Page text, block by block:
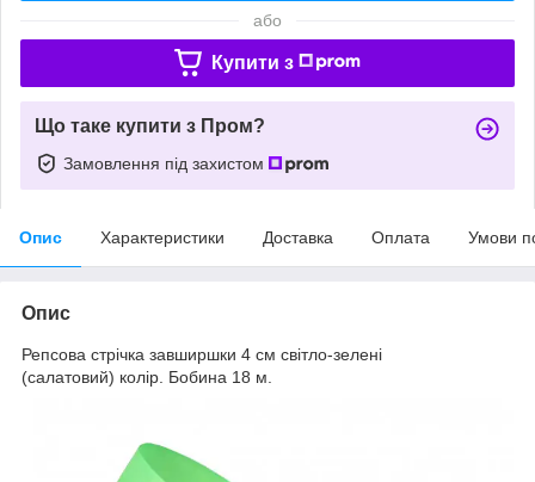
або
Купити з
Що таке купити з Пром?
Замовлення під захистом
Опис Характеристики Доставка Оплата Умови
Опис
Репсова стрічка завширшки 4 см світло-зелені
(салатовий) колір. Бобина 18 м.